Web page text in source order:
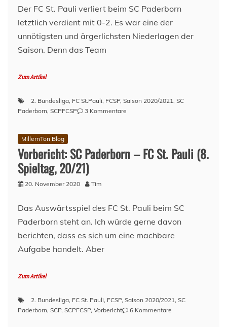
4
–
Saison
Der FC St. Pauli verliert beim SC Paderborn
letztlich verdient mit 0-2. Es war eine der
unnötigsten und ärgerlichsten Niederlagen der
Saison. Denn das Team
Zum Artikel
2. Bundesliga, FC St.Pauli, FCSP, Saison 2020/2021 , SC
Paderborn, SCPFCSP 3 Kommentare
FC
St.
am,
im
MillernTon Blog
Vorbericht: SC Paderborn – FC St. Pauli (8.
Spieltag, 20/21)
20. November 2020 Tim
Das Auswärtsspiel des FC St. Pauli beim SC
Paderborn steht an. Ich würde gerne davon
berichten, dass es sich um eine machbare
Aufgabe handelt. Aber
Zum Artikel
2. Bundesliga, FC St. Pauli, FCSP, Saison 2020/2021 , SC
Paderborn, SCP, SCPFCSP, Vorbericht 6 Kommentare